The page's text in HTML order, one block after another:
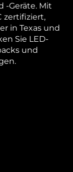
-Geräte. Mit
zertifiziert,
in Texas und
Sie LED-
und